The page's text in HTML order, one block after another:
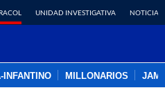
UNIDAD INVESTIGATIVA NOTICIAS
INFANTINO MILLONARIOS